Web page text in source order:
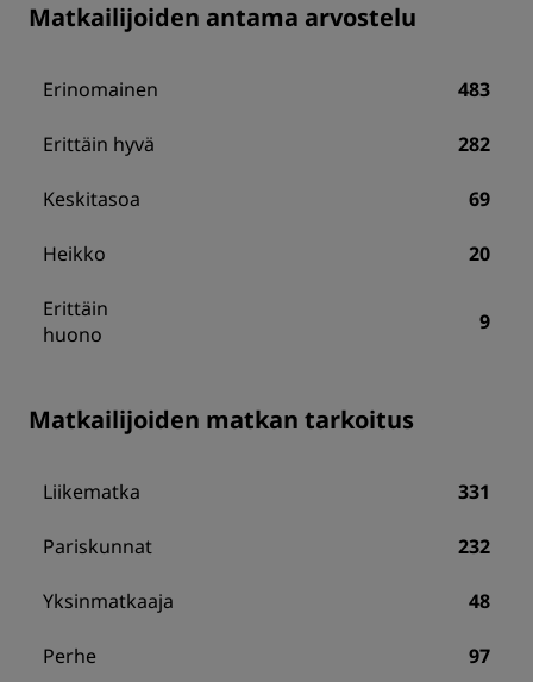
Matkailijoiden antama arvostelu
Erinomainen 483
Erittäin hyvä 282
Keskitasoa 69
Heikko 20
Erittäin
huono
9
Matkailijoiden matkan tarkoitus
Liikematka 331
Pariskunnat 232
Yksinmatkaaja 48
Perhe 97